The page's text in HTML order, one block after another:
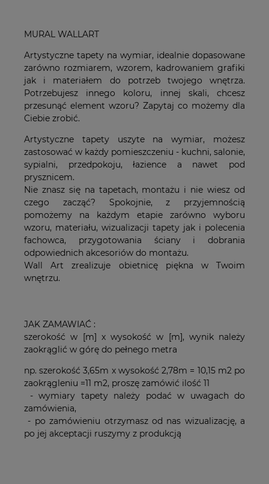
MURAL WALLART
Artystyczne tapety na wymiar, idealnie dopasowane
zarówno rozmiarem, wzorem, kadrowaniem grafiki
jak i materiałem do potrzeb twojego wnętrza.
Potrzebujesz innego koloru, innej skali, chcesz
przesunąć element wzoru? Zapytaj co możemy dla
Ciebie zrobić.
Artystyczne tapety uszyte na wymiar, możesz
zastosować w każdy pomieszczeniu - kuchni, salonie,
sypialni, przedpokoju, łazience a nawet pod
prysznicem.
Nie znasz się na tapetach, montażu i nie wiesz od
czego zacząć? Spokojnie, z przyjemnością
pomożemy na każdym etapie zarówno wyboru
wzoru, materiału, wizualizacji tapety jak i polecenia
fachowca, przygotowania ściany i dobrania
odpowiednich akcesoriów do montażu.
Wall Art zrealizuje obietnicę piękna w Twoim
wnętrzu.
JAK ZAMAWIAĆ :
szerokość w [m] x wysokość w [m], wynik należy
zaokrąglić w górę do pełnego metra
np. szerokość 3,65m x wysokość 2,78m = 10,15 m2 po
zaokrągleniu =11 m2, proszę zamówić ilość 11
- wymiary tapety należy podać w uwagach do
zamówienia,
- po zamówieniu otrzymasz od nas wizualizację, a
po jej akceptacji ruszymy z produkcją